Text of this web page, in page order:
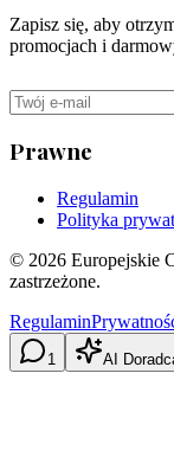
Zapisz się, aby
promocjach i
Prawne
Regulamin
Polityka
© 2026 Europejskie
zastrzeżone.
Regulamin
1 AI